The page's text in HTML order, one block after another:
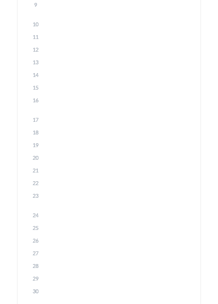
9
10
11
12
13
14
15
16
17
18
19
20
21
22
23
24
25
26
27
28
29
30